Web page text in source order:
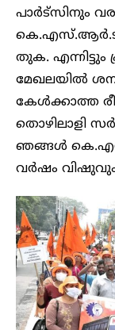
പാർട്സിനും
തുക.
മേഖലയിൽ
കേൾക്കാത്ത
തൊഴിലാളി
ഞങ്ങൾ
വർഷം വിഷുവും